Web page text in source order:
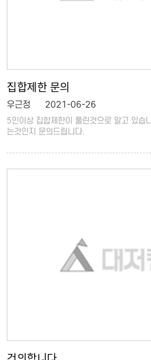
집합제한 문의
우근정 2021-06-26
5인이상 집합제한이 풀린것으로 알고 있습
는것인지 문의드립니다.